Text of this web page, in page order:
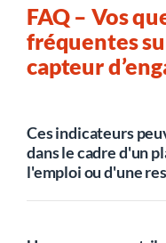
FAQ – Vos
fréquentes
capteur
Ces indicateurs
dans le cadre d'un
l'emploi ou d'une